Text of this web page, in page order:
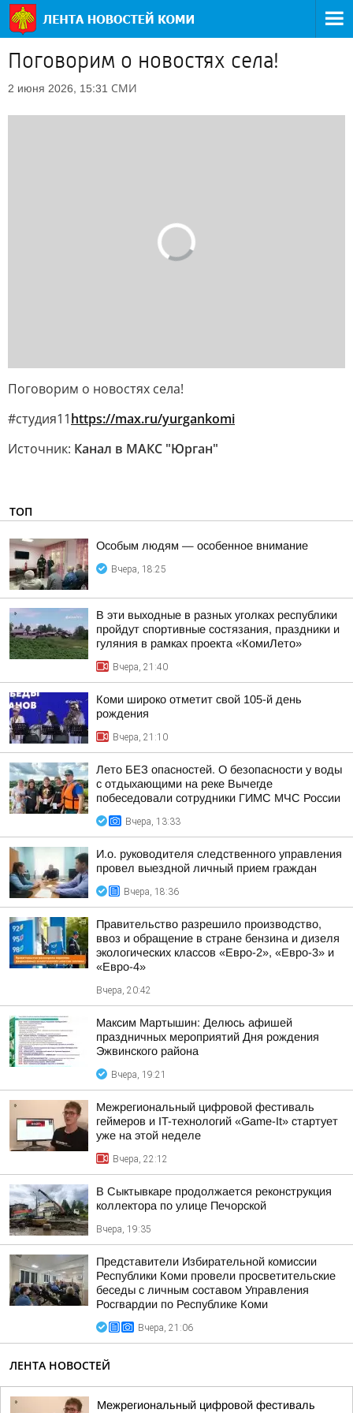
Поговорим о новостях села!
2 июня 2026, 15:31 СМИ
Поговорим о новостях села!
#студия11https://max.ru/yurgankomi
Источник: Канал в МАКС "Юрган"
ТОП
Особым людям — особенное внимание
Вчера, 18:25
В эти выходные в разных уголках республики
пройдут спортивные состязания, праздники и
гуляния в рамках проекта «КомиЛето»
Вчера, 21:40
Коми широко отметит свой 105-й день
рождения
Вчера, 21:10
Лето БЕЗ опасностей. О безопасности у воды
с отдыхающими на реке Вычегде
побеседовали сотрудники ГИМС МЧС России
Вчера, 13:33
И.о. руководителя следственного управления
провел выездной личный прием граждан
Вчера, 18:36
Правительство разрешило производство,
ввоз и обращение в стране бензина и дизеля
экологических классов «Евро-2», «Евро-3» и
«Евро-4»
Вчера, 20:42
Максим Мартышин: Делюсь афишей
праздничных мероприятий Дня рождения
Эжвинского района
Вчера, 19:21
Межрегиональный цифровой фестиваль
геймеров и IT-технологий «Game-It» стартует
уже на этой неделе
Вчера, 22:12
В Сыктывкаре продолжается реконструкция
коллектора по улице Печорской
Вчера, 19:35
Представители Избирательной комиссии
Республики Коми провели просветительские
беседы с личным составом Управления
Росгвардии по Республике Коми
Вчера, 21:06
ЛЕНТА НОВОСТЕЙ
Межрегиональный цифровой фестиваль